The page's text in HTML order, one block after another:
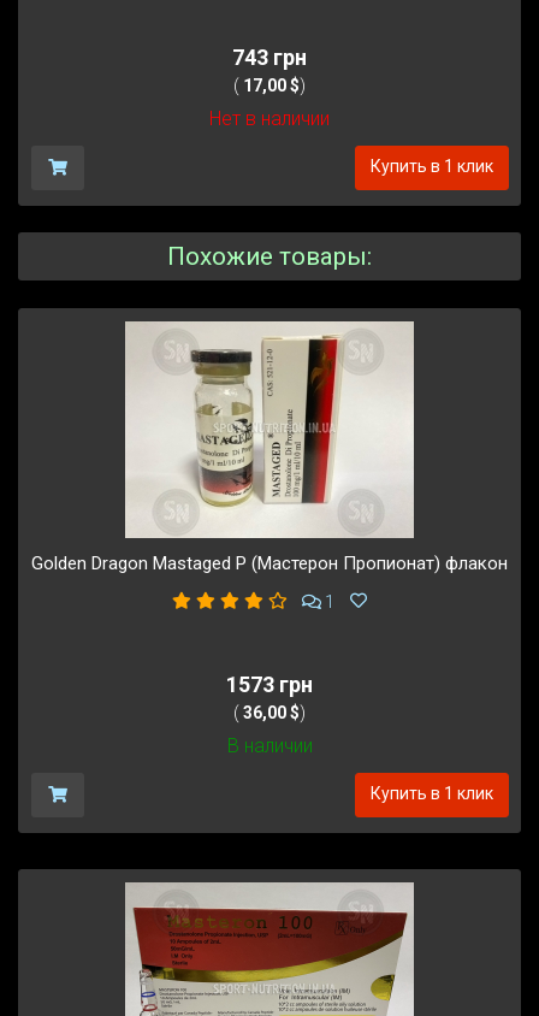
743 грн
( 17,00 $)
Нет в наличии
Купить в 1 клик
Похожие товары:
Golden Dragon Mastaged P (Мастерон Пропионат) флакон
1
1573 грн
( 36,00 $)
В наличии
Купить в 1 клик